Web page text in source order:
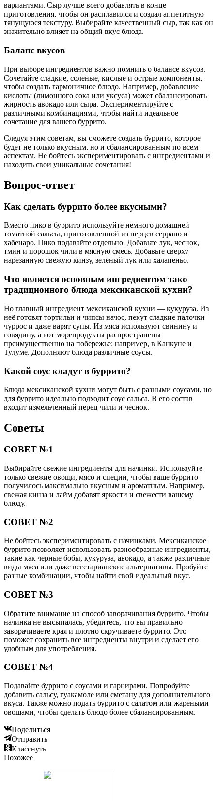
вариантами. Сыр лучше всего добавлять в конце
приготовления, чтобы он расплавился и создал аппетитную
тянущуюся текстуру. Выбирайте качественный сыр, так как он
значительно влияет на общий вкус блюда.
Баланс вкусов
При выборе ингредиентов важно помнить о балансе вкусов.
Сочетайте сладкие, соленые, кислые и острые компоненты,
чтобы создать гармоничное блюдо. Например, добавление
кислоты (лимонного сока или уксуса) может сбалансировать
жирность авокадо или сыра. Экспериментируйте с
различными комбинациями, чтобы найти идеальное
сочетание для вашего буррито.
Следуя этим советам, вы сможете создать буррито, которое
будет не только вкусным, но и сбалансированным по всем
аспектам. Не бойтесь экспериментировать с ингредиентами и
находить свои уникальные сочетания!
Вопрос-ответ
Как сделать буррито более вкусными?
Вместо пико в буррито используйте немного домашней
томатной сальсы, приготовленной из перцев серрано и
хабенаро. Пико подавайте отдельно. Добавьте лук, чеснок,
тмин и порошок чили в мясную смесь. Добавьте сверху
нарезанную свежую кинзу, зелёный лук или халапеньо.
Что является основным ингредиентом тако
традиционного блюда мексиканской кухни?
Но главный ингредиент мексиканской кухни — кукуруза. Из
неё готовят тортильи и чипсы начос, пекут сладкие палочки
чуррос и даже варят супы. Из мяса используют свинину и
говядину, а вот морепродукты распространены
преимущественно на побережье: например, в Канкуне и
Тулуме. Дополняют блюда различные соусы.
Какой соус кладут в буррито?
Блюда мексиканской кухни могут быть с разными соусами, но
для буррито идеально подходит соус сальса. В его состав
входит измельченный перец чили и чеснок.
Советы
СОВЕТ №1
Выбирайте свежие ингредиенты для начинки. Используйте
только свежие овощи, мясо и специи, чтобы ваше буррито
получилось максимально вкусным и ароматным. Например,
свежая кинза и лайм добавят яркости и свежести вашему
блюду.
СОВЕТ №2
Не бойтесь экспериментировать с начинками. Мексиканское
буррито позволяет использовать разнообразные ингредиенты,
такие как черные бобы, кукуруза, авокадо, а также различные
виды мяса или даже вегетарианские альтернативы. Пробуйте
разные комбинации, чтобы найти свой идеальный вкус.
СОВЕТ №3
Обратите внимание на способ заворачивания буррито. Чтобы
начинка не высыпалась, убедитесь, что вы правильно
заворачиваете края и плотно скручиваете буррито. Это
поможет сохранить все ингредиенты внутри и сделает его
удобным для употребления.
СОВЕТ №4
Подавайте буррито с соусами и гарнирами. Попробуйте
добавить сальсу, гуакамоле или сметану для дополнительного
вкуса. Также можно подать буррито с салатом или жареными
овощами, чтобы сделать блюдо более сбалансированным.
Поделиться
Отправить
Класснуть
Похожее